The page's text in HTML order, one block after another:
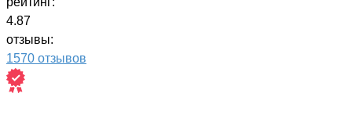
4.87
отзывы:
1570 отзывов